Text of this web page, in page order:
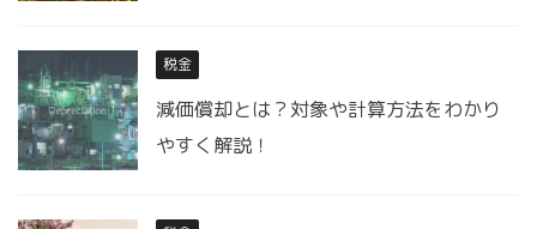
税金
減価償却とは？対象や計算方法をわかり
やすく解説！